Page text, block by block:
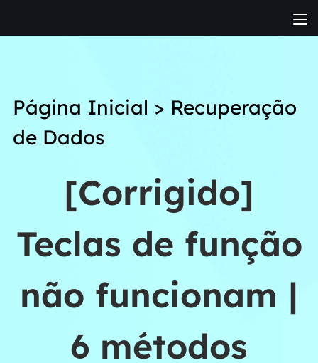
Página Inicial > Recuperação
de Dados
[Corrigido]
Teclas de função
não funcionam |
6 métodos